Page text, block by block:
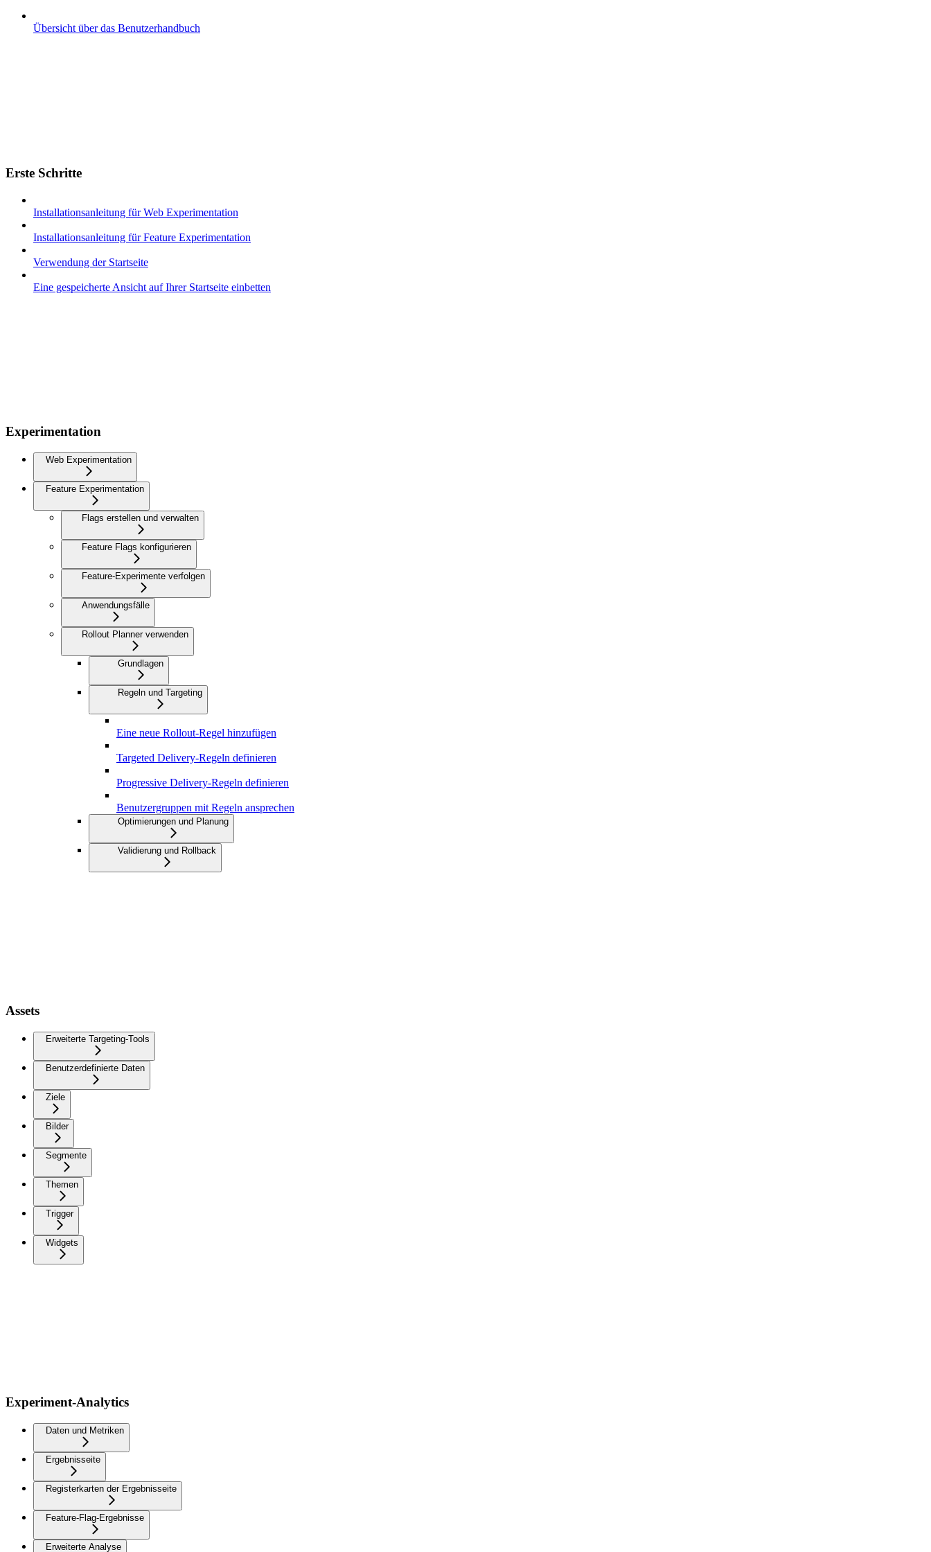
Übersicht über das Benutzerhandbuch
Erste Schritte
Installationsanleitung für Web Experimentation
Installationsanleitung für Feature Experimentation
Verwendung der Startseite
Eine gespeicherte Ansicht auf Ihrer Startseite einbetten
Experimentation
Web Experimentation
Feature Experimentation
Flags erstellen und verwalten
Feature Flags konfigurieren
Feature-Experimente verfolgen
Anwendungsfälle
Rollout Planner verwenden
Grundlagen
Regeln und Targeting
Eine neue Rollout-Regel hinzufügen
Targeted Delivery-Regeln definieren
Progressive Delivery-Regeln definieren
Benutzergruppen mit Regeln ansprechen
Optimierungen und Planung
Validierung und Rollback
Assets
Erweiterte Targeting-Tools
Benutzerdefinierte Daten
Ziele
Bilder
Segmente
Themen
Trigger
Widgets
Experiment-Analytics
Daten und Metriken
Ergebnisseite
Registerkarten der Ergebnisseite
Feature-Flag-Ergebnisse
Erweiterte Analyse